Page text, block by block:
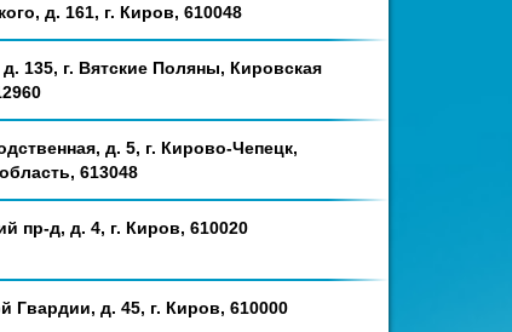
д. 161, г. Киров, 610048
135, г. Вятские Поляны, Кировская
д. 5, г. Кирово-Чепецк,
613048
пр-д, д. 4, г. Киров, 610020
Гвардии, д. 45, г. Киров, 610000